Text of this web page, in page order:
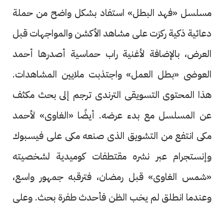
مسلسل «فهد البطل» استفاد بشكل واضح من حملة
دعائية ذكية ركزت على مشاهد الأكشن والمواجهات قبل
العرض، بالإضافة لأغنية راب حماسية أصدرها أحمد
العوضى «بطل العمل» واجتذبت ملايين المشاهدات.
هذا المحتوى التسويقى الترندى ترجم إلى بحث مكثف
عن المسلسل مع بدء عرضه. أيضًا «الغاوى» لأحمد
مكى انتفع من التشويق الذى صنعه مكى على فيسبوك
وإنستجرام عبر نشره مقتطفات كوميدية لشخصيته
«شمس الغاوى» قبل رمضان، فترقبه جمهور واسع،
وعندما انطلق لم يخب الظن فأحدث طفرة بحث. وعلى